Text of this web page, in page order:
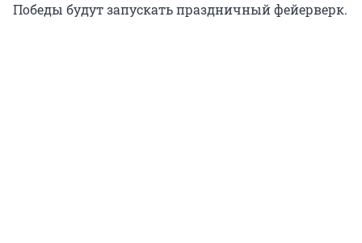
Победы будут запускать праздничный фейерверк.